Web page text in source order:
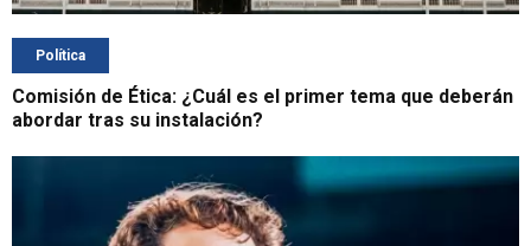
Política
Comisión de Ética: ¿Cuál es el primer tema que deberán
abordar tras su instalación?